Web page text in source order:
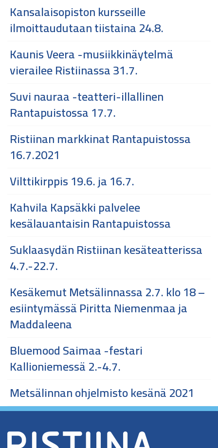
Kansalaisopiston kursseille
ilmoittaudutaan tiistaina 24.8.
Kaunis Veera -musiikkinäytelmä
vierailee Ristiinassa 31.7.
Suvi nauraa -teatteri-illallinen
Rantapuistossa 17.7.
Ristiinan markkinat Rantapuistossa
16.7.2021
Vilttikirppis 19.6. ja 16.7.
Kahvila Kapsäkki palvelee
kesälauantaisin Rantapuistossa
Suklaasydän Ristiinan kesäteatterissa
4.7.-22.7.
Kesäkemut Metsälinnassa 2.7. klo 18 –
esiintymässä Piritta Niemenmaa ja
Maddaleena
Bluemood Saimaa -festari
Kallioniemessä 2.-4.7.
Metsälinnan ohjelmisto kesänä 2021